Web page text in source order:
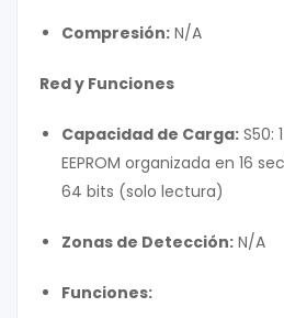
Compresión: N/A
Red y Funciones
Capacidad de Carga: S50:
EEPROM organizada en 16
64 bits (solo lectura)
Zonas de Detección: N/A
Funciones: